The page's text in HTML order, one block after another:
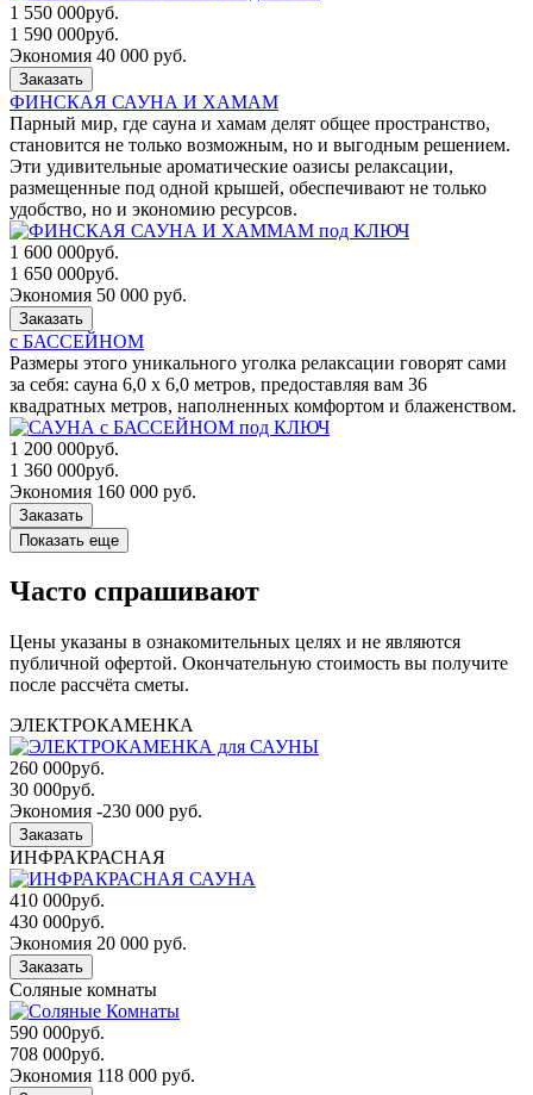
1 550 000руб.
1 590 000руб.
Экономия 40 000 руб.
Заказать
ФИНСКАЯ САУНА И ХАМАМ
Парный мир, где сауна и хамам делят общее пространство,
становится не только возможным, но и выгодным решением.
Эти удивительные ароматические оазисы релаксации,
размещенные под одной крышей, обеспечивают не только
удобство, но и экономию ресурсов.
1 600 000руб.
1 650 000руб.
Экономия 50 000 руб.
Заказать
с БАССЕЙНОМ
Размеры этого уникального уголка релаксации говорят сами
за себя: сауна 6,0 x 6,0 метров, предоставляя вам 36
квадратных метров, наполненных комфортом и блаженством.
1 200 000руб.
1 360 000руб.
Экономия 160 000 руб.
Заказать
Показать еще
Часто спрашивают
Цены указаны в ознакомительных целях и не являются
публичной офертой. Окончательную стоимость вы получите
после рассчёта сметы.
ЭЛЕКТРОКАМЕНКА
260 000руб.
30 000руб.
Экономия -230 000 руб.
Заказать
ИНФРАКРАСНАЯ
410 000руб.
430 000руб.
Экономия 20 000 руб.
Заказать
Соляные комнаты
590 000руб.
708 000руб.
Экономия 118 000 руб.